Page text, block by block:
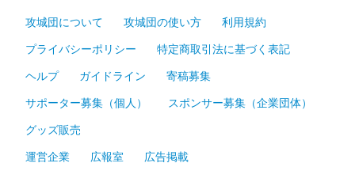
攻城団について 攻城団の使い方
利用規約
プライバシーポリシー
特定商取引法に基づく表記
ヘルプ
ガイドライン
寄稿募集
サポーター募集（個人）
スポンサー募集（企業団体）
グッズ販売
運営企業
広報室 広告掲載